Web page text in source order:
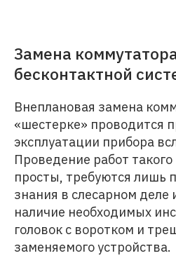
Замена
бесконтактной
Внеплановая замена
«шестерке» проводится
эксплуатации прибора
Проведение работ
просты, требуются лишь
знания в слесарном деле
наличие необходимых
головок с воротком и
заменяемого устройства.